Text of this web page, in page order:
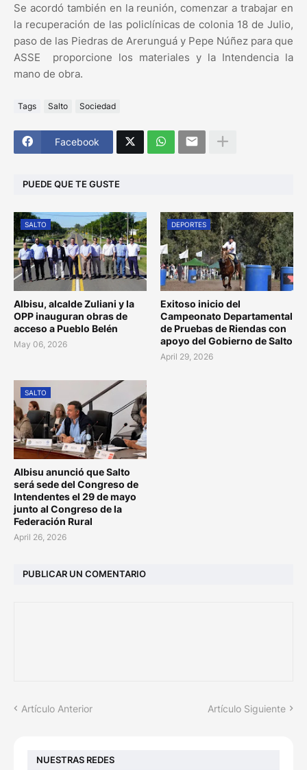
Se acordó también en la reunión, comenzar a trabajar en
la recuperación de las policlínicas de colonia 18 de Julio,
paso de las Piedras de Arerunguá y Pepe Núñez para que
ASSE proporcione los materiales y la Intendencia la
mano de obra.
Tags Salto Sociedad
Facebook
PUEDE QUE TE GUSTE
SALTO
Albisu, alcalde Zuliani y la
OPP inauguran obras de
acceso a Pueblo Belén
May 06, 2026
DEPORTES
Exitoso inicio del
Campeonato Departamental
de Pruebas de Riendas con
apoyo del Gobierno de Salto
April 29, 2026
SALTO
Albisu anunció que Salto
será sede del Congreso de
Intendentes el 29 de mayo
junto al Congreso de la
Federación Rural
April 26, 2026
PUBLICAR UN COMENTARIO
Artículo Anterior Artículo Siguiente
NUESTRAS REDES